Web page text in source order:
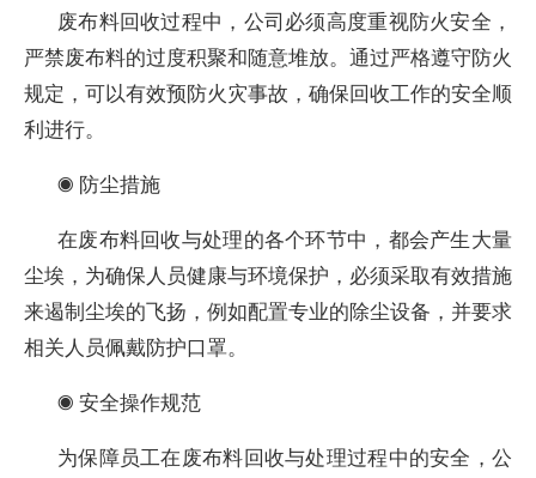
废布料回收过程中，公司必须高度重视防火安全，
严禁废布料的过度积聚和随意堆放。通过严格遵守防火
规定，可以有效预防火灾事故，确保回收工作的安全顺
利进行。
◉ 防尘措施
在废布料回收与处理的各个环节中，都会产生大量
尘埃，为确保人员健康与环境保护，必须采取有效措施
来遏制尘埃的飞扬，例如配置专业的除尘设备，并要求
相关人员佩戴防护口罩。
◉ 安全操作规范
为保障员工在废布料回收与处理过程中的安全，公